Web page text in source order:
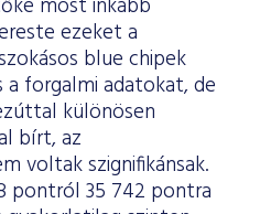
most inkább
ezeket a
blue chipek
forgalmi adatokat, de
különösen
bírt, az
voltak szignifikánsak.
pontról 35 742 pontra